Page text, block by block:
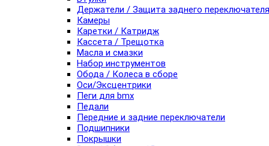
Держатели / Защита заднего переключателя
Камеры
Каретки / Катридж
Кассета / Трещотка
Масла и смазки
Набор инструментов
Обода / Колеса в сборе
Оси/Эксцентрики
Пеги для bmx
Педали
Передние и задние переключатели
Подшипники
Покрышки